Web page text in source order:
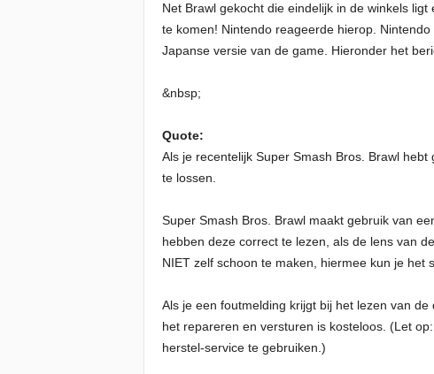
Net Brawl gekocht die eindelijk in de winkels
te komen! Nintendo reageerde hierop.
Japanse versie van de game. Hieronder het
&nbsp;
Quote:
Als je recentelijk Super Smash Bros. Brawl
te lossen.
Super Smash Bros. Brawl maakt gebruik van
hebben deze correct te lezen, als de lens van
NIET zelf schoon te maken, hiermee kun je het
Als je een foutmelding krijgt bij het lezen van
het repareren en versturen is kosteloos. (Let
herstel-service te gebruiken.)